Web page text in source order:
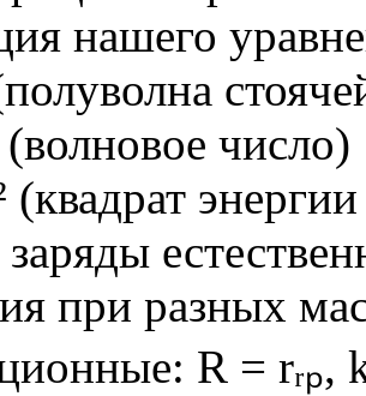
нашего
число)
(квадрат
при разных
R = rᵣₚ,